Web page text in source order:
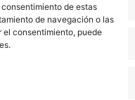
de estas
de navegación o las
consentimiento, puede